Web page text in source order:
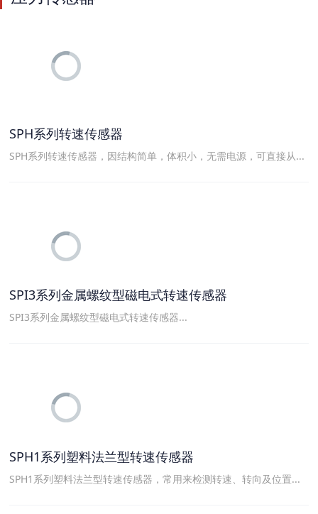
SPH系列转速传感器
SPH系列转速传感器，因结构简单，体积小，无需电源，可直接从...
SPI3系列金属螺纹型磁电式转速传感器
SPI3系列金属螺纹型磁电式转速传感器...
SPH1系列塑料法兰型转速传感器
SPH1系列塑料法兰型转速传感器，常用来检测转速、转向及位置...